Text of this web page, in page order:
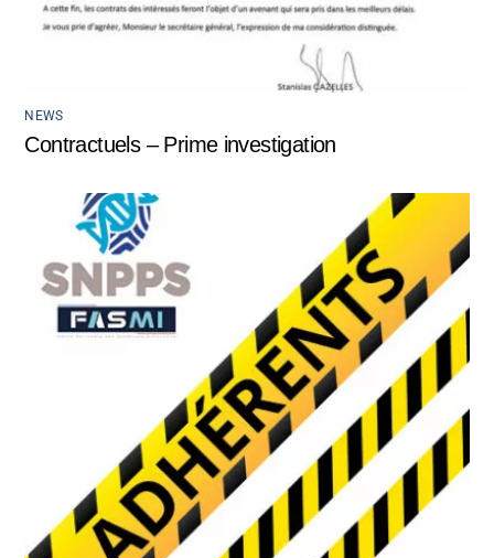
NEWS
Contractuels – Prime investigation